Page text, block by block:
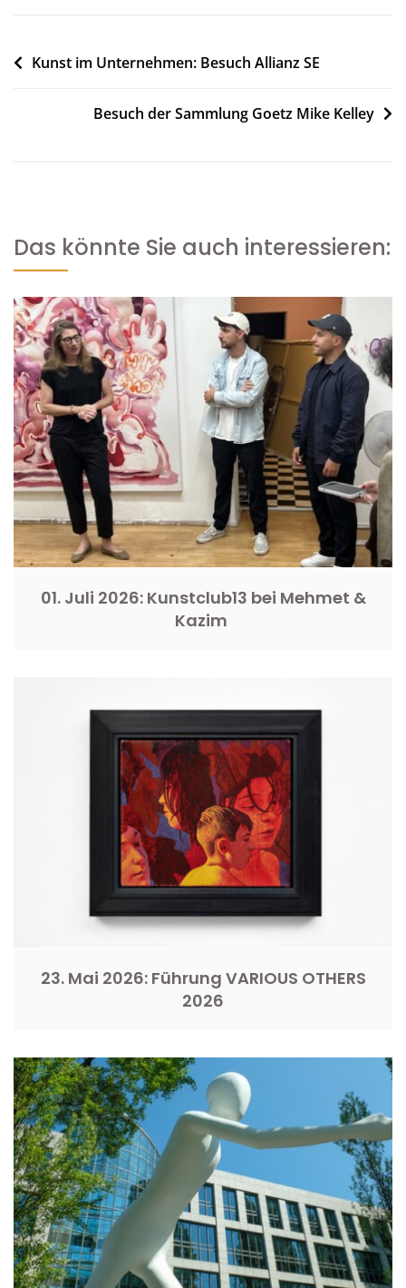
Beitragsnavigation
Kunst im Unternehmen: Besuch Allianz SE
Besuch der Sammlung Goetz Mike Kelley
Das könnte Sie auch interessieren:
01. Juli 2026: Kunstclub13 bei Mehmet &
Kazim
23. Mai 2026: Führung VARIOUS OTHERS
2026